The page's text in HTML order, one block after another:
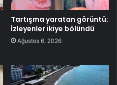
Tartışma yaratan görüntü:
İzleyenler ikiye bölündü
Ağustos 6, 2026